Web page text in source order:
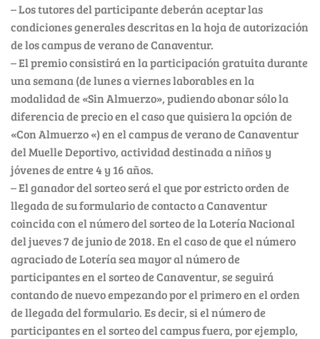
– Los tutores del participante deberán aceptar las
condiciones generales descritas en la hoja de autorización
de los campus de verano de Canaventur.
– El premio consistirá en la participación gratuita durante
una semana (de lunes a viernes laborables en la
modalidad de «Sin Almuerzo», pudiendo abonar sólo la
diferencia de precio en el caso que quisiera la opción de
«Con Almuerzo «) en el campus de verano de Canaventur
del Muelle Deportivo, actividad destinada a niños y
jóvenes de entre 4 y 16 años.
– El ganador del sorteo será el que por estricto orden de
llegada de su formulario de contacto a Canaventur
coincida con el número del sorteo de la Lotería Nacional
del jueves 7 de junio de 2018. En el caso de que el número
agraciado de Lotería sea mayor al número de
participantes en el sorteo de Canaventur, se seguirá
contando de nuevo empezando por el primero en el orden
de llegada del formulario. Es decir, si el número de
participantes en el sorteo del campus fuera, por ejemplo,